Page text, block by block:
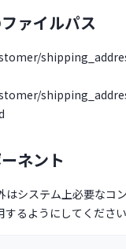
ァイルパス
ネント
はシステム上必要なコ
るようにしてください